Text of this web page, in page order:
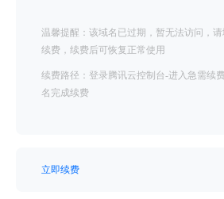
温馨提醒：该域名已过期，暂无法访问，
续费，续费后可恢复正常使用
续费路径：登录腾讯云控制台-进入急需续
名完成续费
立即续费